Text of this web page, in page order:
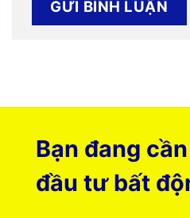
Bạn đang
đầu tư bất